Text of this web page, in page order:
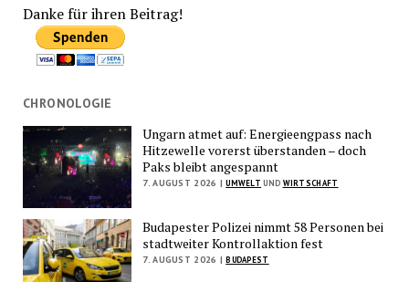
Danke für ihren Beitrag!
CHRONOLOGIE
Ungarn atmet auf: Energieengpass nach
Hitzewelle vorerst überstanden – doch
Paks bleibt angespannt
7. AUGUST 2026 | UMWELT UND WIRTSCHAFT
Budapester Polizei nimmt 58 Personen bei
stadtweiter Kontrollaktion fest
7. AUGUST 2026 | BUDAPEST